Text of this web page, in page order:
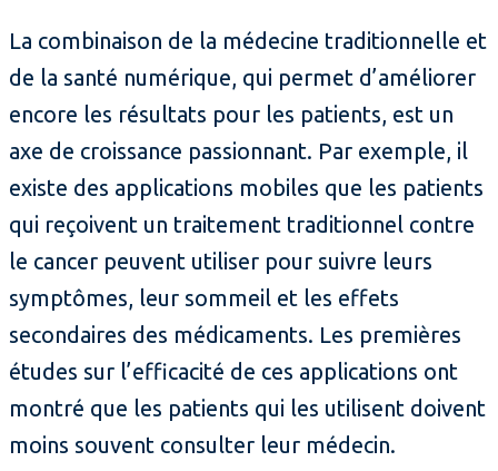
La combinaison de la médecine traditionnelle et
de la santé numérique, qui permet d’améliorer
encore les résultats pour les patients, est un
axe de croissance passionnant. Par exemple, il
existe des applications mobiles que les patients
qui reçoivent un traitement traditionnel contre
le cancer peuvent utiliser pour suivre leurs
symptômes, leur sommeil et les effets
secondaires des médicaments. Les premières
études sur l’efficacité de ces applications ont
montré que les patients qui les utilisent doivent
moins souvent consulter leur médecin.